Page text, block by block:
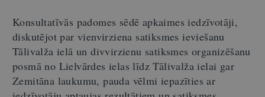
Konsultatīvās padomes sēdē apkaimes iedzīvotāji,
diskutējot par vienvirziena satiksmes ieviešanu
Tālivalža ielā un divvirzienu satiksmes organizēšanu
posmā no Lielvārdes ielas līdz Tālivalža ielai gar
Zemitāna laukumu, pauda vēlmi iepazīties ar